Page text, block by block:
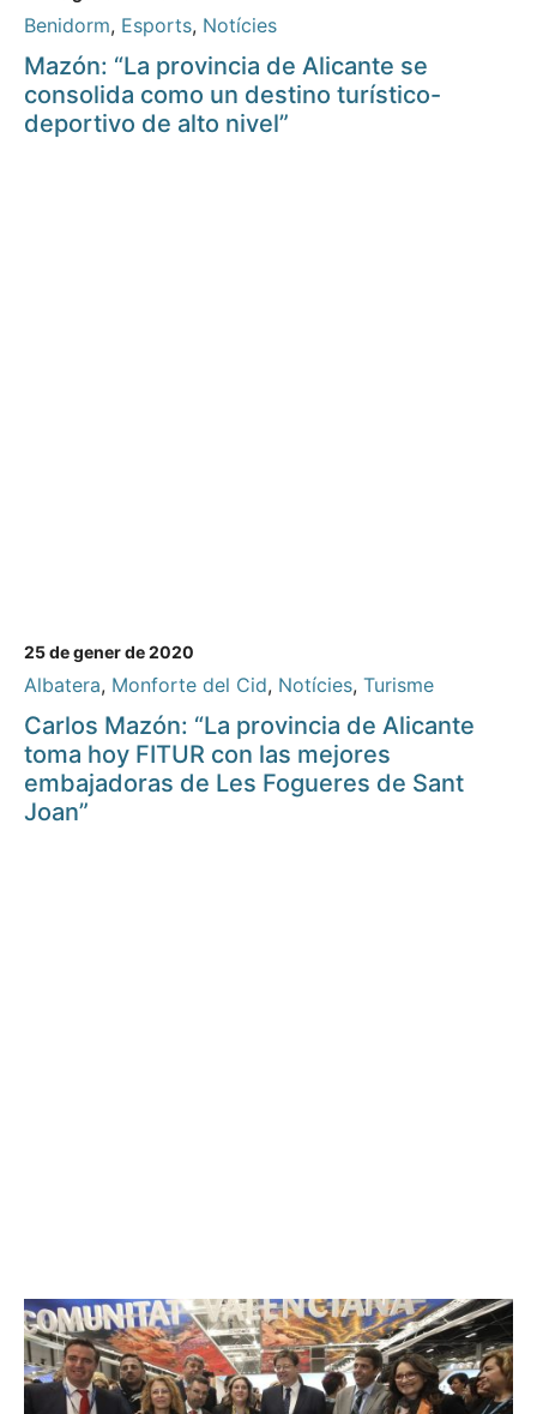
Benidorm, Esports, Notícies
Mazón: “La provincia de Alicante se
consolida como un destino turístico-
deportivo de alto nivel”
25 de gener de 2020
Albatera, Monforte del Cid, Notícies, Turisme
Carlos Mazón: “La provincia de Alicante
toma hoy FITUR con las mejores
embajadoras de Les Fogueres de Sant
Joan”